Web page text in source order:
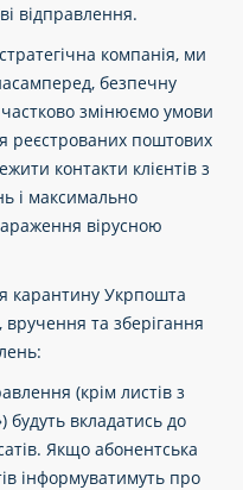
відправлення.
компанія, ми
безпечну
змінюємо умови
реєстрованих поштових
контакти клієнтів з
і максимально
вірусною
карантину Укрпошта
та зберігання
(крім листів з
будуть вкладатись до
Якщо абонентська
інформуватимуть про